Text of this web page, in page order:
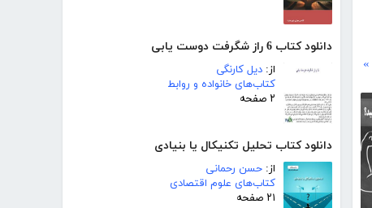
دانلود کتاب 6 راز شگرفت دوست یابی
از: دیل کارنگی
کتاب‌های خانواده و روابط
۲ صفحه
دانلود کتاب تحلیل تکنیکال یا بنیادی
از: حسن رحمانی
کتاب‌های علوم اقتصادی
۲۱ صفحه